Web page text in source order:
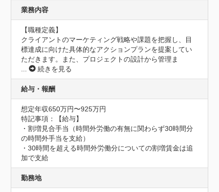
業務内容
【職種定義】
クライアントのマーケティング戦略や課題を把握し、目
標達成に向けた具体的なアクションプランを提案してい
ただきます。また、プロジェクトの設計から管理ま
...
続きを見る
給与・報酬
想定年収650万円〜925万円
特記事項：【給与】
・割増見合手当（時間外労働の有無に関わらず30時間分
の時間外手当を支給）
・30時間を超える時間外労働分についての割増賃金は追
加で支給
勤務地